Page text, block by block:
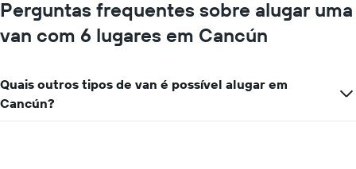
localizações
O
eixo
X
exibindo
Perguntas frequentes sobre alugar uma
van com 6 lugares em Cancún
Quais outros tipos de van é possível alugar em
Cancún?